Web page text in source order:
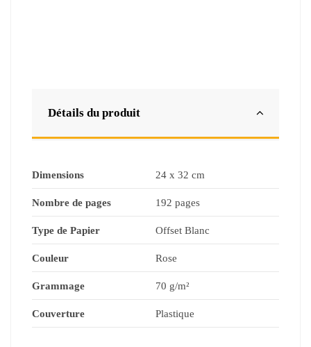
Détails du produit
Dimensions 24 x 32 cm
Nombre de pages 192 pages
Type de Papier Offset Blanc
Couleur Rose
Grammage 70 g/m²
Couverture Plastique